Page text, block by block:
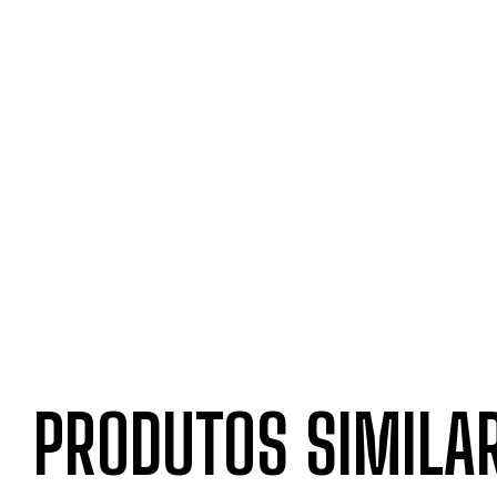
PRODUTOS